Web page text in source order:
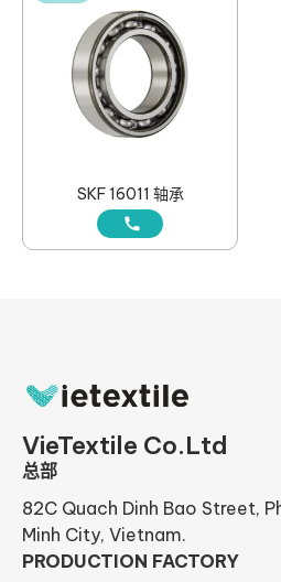
SKF 16011 轴承
VieTextile Co.Ltd
总部
82C Quach Dinh Bao Street,
Minh City, Vietnam.
PRODUCTION FACTORY